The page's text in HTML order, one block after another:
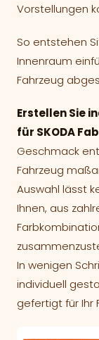
Vorstellungen
So entstehen
Innenraum
Fahrzeug
Erstellen Sie
für SKODA
Geschmack
Fahrzeug
Auswahl lässt
Ihnen, aus
In wenigen
individuell
gefertigt für Ihr